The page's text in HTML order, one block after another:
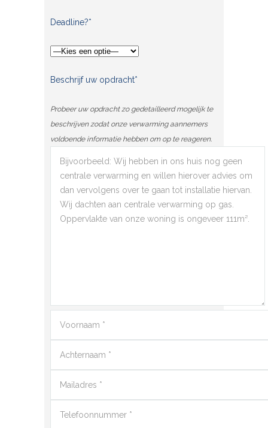
Deadline?*
Beschrijf uw opdracht*
Probeer uw opdracht zo gedetailleerd mogelijk te
beschrijven zodat onze verwarming aannemers
voldoende informatie hebben om op te reageren.